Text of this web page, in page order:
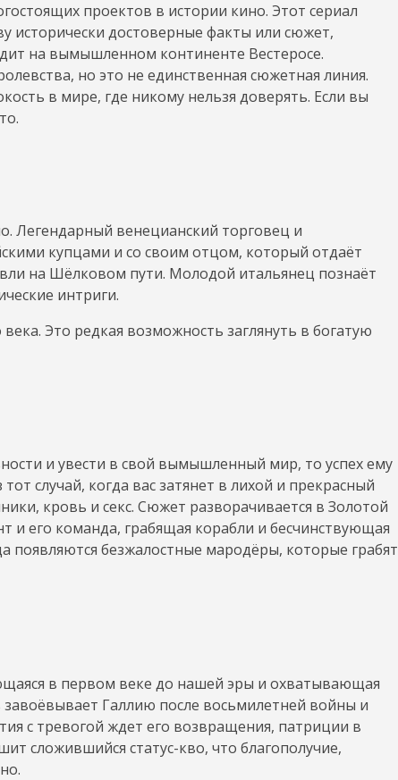
проектов в истории кино. Этот сериал
исторически достоверные факты или сюжет,
на вымышленном континенте Вестеросе.
но это не единственная сюжетная линия.
в мире, где никому нельзя доверять. Если вы
Легендарный венецианский торговец и
купцами и со своим отцом, который отдаёт
на Шёлковом пути. Молодой итальянец познаёт
интриги.
Это редкая возможность заглянуть в богатую
и увести в свой вымышленный мир, то успех ему
случай, когда вас затянет в лихой и прекрасный
кровь и секс. Сюжет разворачивается в Золотой
и его команда, грабящая корабли и бесчинствующая
появляются безжалостные мародёры, которые грабят
в первом веке до нашей эры и охватывающая
Галлию после восьмилетней войны и
с тревогой ждет его возвращения, патриции в
сложившийся статус-кво, что благополучие,